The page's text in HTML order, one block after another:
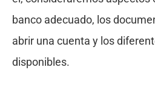
banco adecuado, los
abrir una cuenta y los
disponibles.